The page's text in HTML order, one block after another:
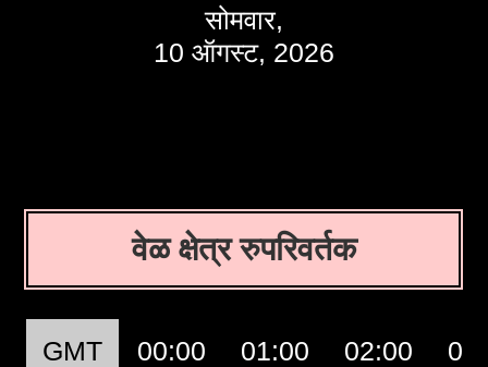
सोमवार,
10 ऑगस्ट, 2026
वेळ क्षेत्र रुपरिवर्तक
GMT 00:00 01:00 02:00